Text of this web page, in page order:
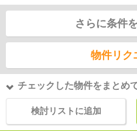
さらに条件
物件リク
チェックした物件をまとめ
検討リストに追加